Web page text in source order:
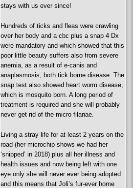
stays with us ever since!
Hundreds of ticks and fleas were crawling
over her body and a cbc plus a snap 4 Dx
were mandatory and which showed that this
poor little beauty suffers also from severe
anemia, as a result of e-canis and
anaplasmosis, both tick borne disease. The
snap test also showed heart worm disease,
which is mosquito born. A long period of
treatment is required and she will probably
never get rid of the micro filariae.
Living a stray life for at least 2 years on the
road (her microchip shows we had her
‘snipped’ in 2018) plus all her illness and
health issues and now being left with one
eye only she will never ever being adopted
and this means that Joli’s fur-ever home